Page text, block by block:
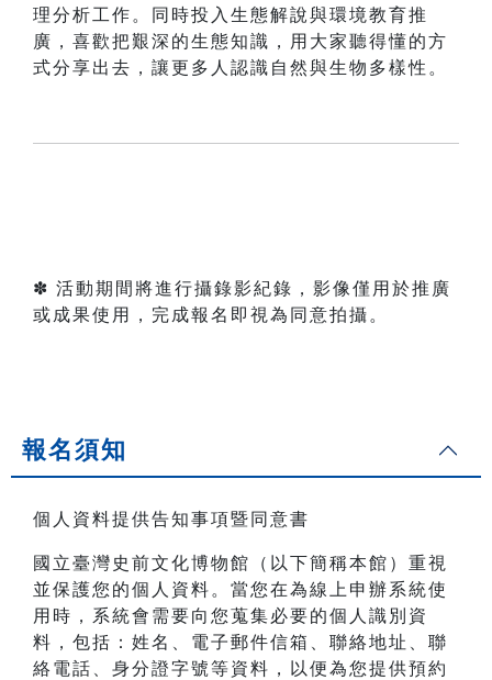
理分析工作。同時投入生態解說與環境教育推
廣，喜歡把艱深的生態知識，用大家聽得懂的方
式分享出去，讓更多人認識自然與生物多樣性。
✽ 活動期間將進行攝錄影紀錄，影像僅用於推廣
或成果使用，完成報名即視為同意拍攝。
報名須知
個人資料提供告知事項暨同意書
國立臺灣史前文化博物館（以下簡稱本館）重視
並保護您的個人資料。當您在為線上申辦系統使
用時，系統會需要向您蒐集必要的個人識別資
料，包括：姓名、電子郵件信箱、聯絡地址、聯
絡電話、身分證字號等資料，以便為您提供預約